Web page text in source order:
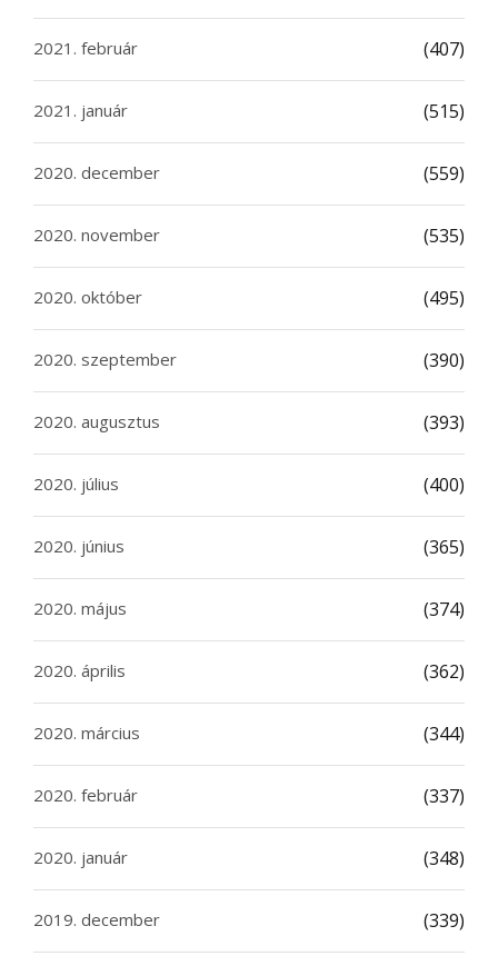
2021. február (407)
2021. január (515)
2020. december (559)
2020. november (535)
2020. október (495)
2020. szeptember (390)
2020. augusztus (393)
2020. július (400)
2020. június (365)
2020. május (374)
2020. április (362)
2020. március (344)
2020. február (337)
2020. január (348)
2019. december (339)